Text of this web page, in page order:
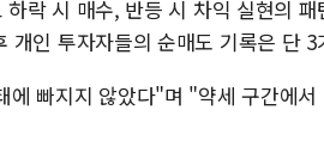
락 시 매수, 반등 시 차익 실현의
개인 투자자들의 순매도 기록은 단
빠지지 않았다"며 "약세 구간에